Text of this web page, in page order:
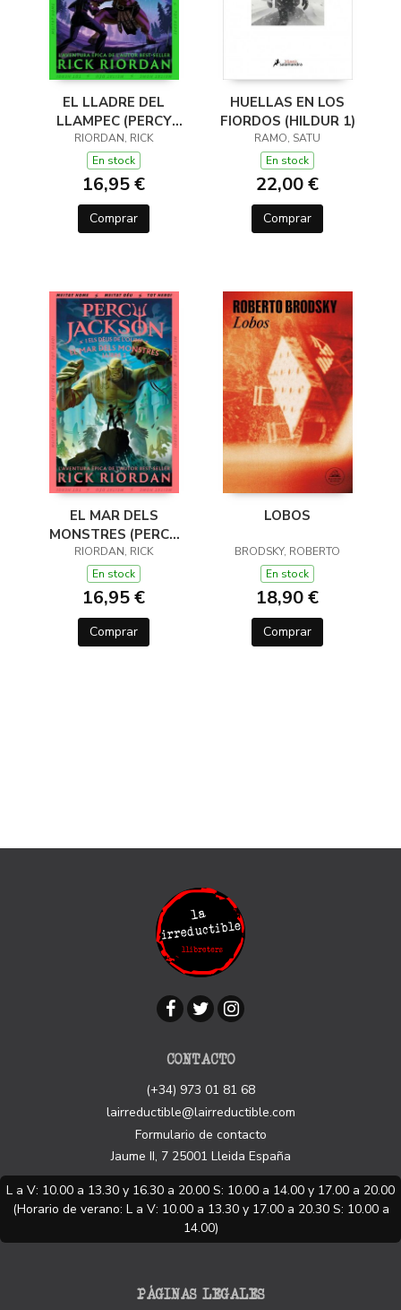
EL LLADRE DEL
LLAMPEC (PERCY
JACKSON I ELS DÉUS
DE L'OLIMP 1)
RIORDAN, RICK
En stock
16,95 €
Comprar
HUELLAS EN LOS
FIORDOS (HILDUR 1)
RAMO, SATU
En stock
22,00 €
Comprar
EL MAR DELS
MONSTRES (PERCY
JACKSON I ELS DÉUS
DE L'OLIMP 2)
RIORDAN, RICK
En stock
16,95 €
Comprar
LOBOS
BRODSKY, ROBERTO
En stock
18,90 €
Comprar
CONTACTO
(+34) 973 01 81 68
lairreductible@lairreductible.com
Formulario de contacto
Jaume II, 7 25001 Lleida España
L a V: 10.00 a 13.30 y 16.30 a 20.00 S: 10.00 a 14.00 y 17.00 a 20.00
(Horario de verano: L a V: 10.00 a 13.30 y 17.00 a 20.30 S: 10.00 a
14.00)
PÁGINAS LEGALES